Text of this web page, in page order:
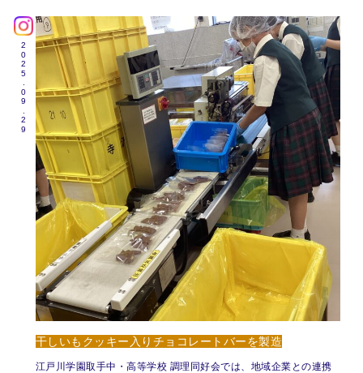
2025.09.29
干しいもクッキー入りチョコレートバーを製造
江戸川学園取手中・高等学校 調理同好会では、地域企業との連携